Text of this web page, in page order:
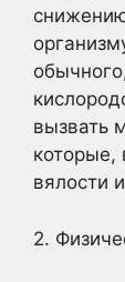
вызвать
которые,
вялости
2.